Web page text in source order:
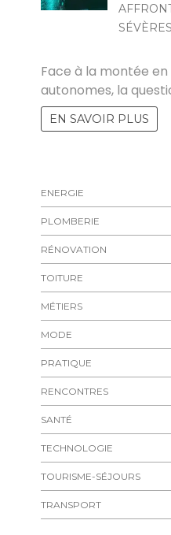
Face à la montée
autonomes, la
EN SAVOIR PLUS
ENERGIE
PLOMBERIE
RÉNOVATION
TOITURE
MÉTIERS
MODE
PRATIQUE
RENCONTRES
SANTÉ
TECHNOLOGIE
TOURISME-SÉJOURS
TRANSPORT